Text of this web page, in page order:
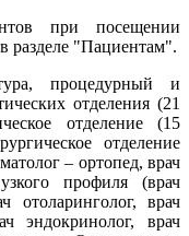
при посещении
разделе "Пациентам".
процедурный и
отделения (21
отделение (15
отделение
– ортопед, врач
профиля (врач
отоларинголог, врач
эндокринолог, врач